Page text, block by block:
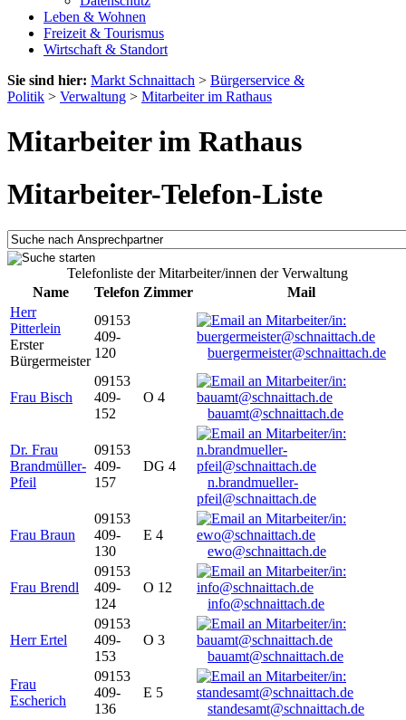
Leben & Wohnen
Freizeit & Tourismus
Wirtschaft & Standort
Sie sind hier: Markt Schnaittach > Bürgerservice &
Politik > Verwaltung > Mitarbeiter im Rathaus
Mitarbeiter im Rathaus
Mitarbeiter-Telefon-Liste
Telefonliste der Mitarbeiter/innen der Verwaltung
Name
Telefon Zimmer
Mail
Herr
Pitterlein
Erster
Bürgermeister
09153
409-
120
buergermeister@schnaittach.de
Frau Bisch
09153
409-
152
O 4
bauamt@schnaittach.de
Dr. Frau
Brandmüller-
Pfeil
09153
409-
157
DG 4
n.brandmueller-
pfeil@schnaittach.de
Frau Braun
09153
409-
130
E 4
ewo@schnaittach.de
Frau Brendl
09153
409-
124
O 12
info@schnaittach.de
Herr Ertel
09153
409-
153
O 3
bauamt@schnaittach.de
Frau
Escherich
09153
409-
136
E 5
standesamt@schnaittach.de